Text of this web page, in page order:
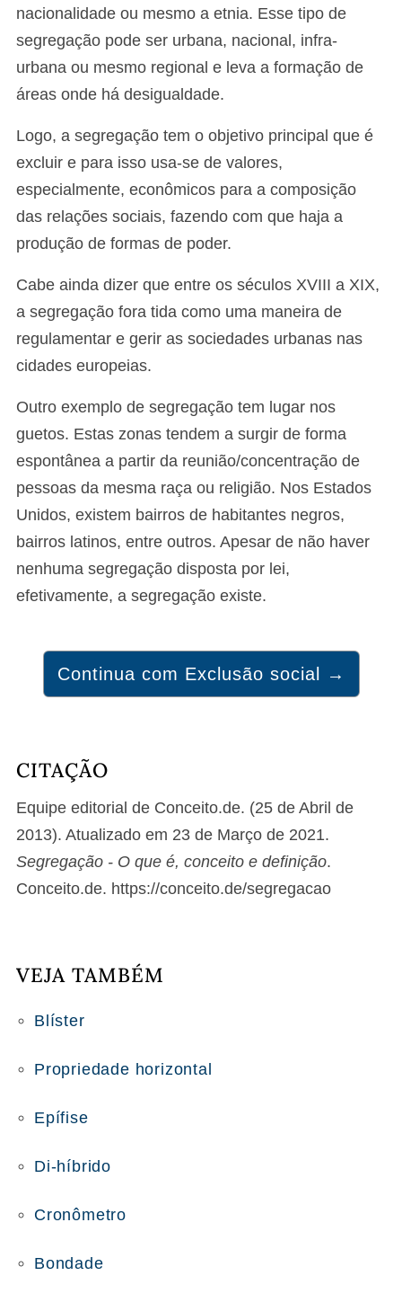
nacionalidade ou mesmo a etnia. Esse tipo de
segregação pode ser urbana, nacional, infra-
urbana ou mesmo regional e leva a formação de
áreas onde há desigualdade.
Logo, a segregação tem o objetivo principal que é
excluir e para isso usa-se de valores,
especialmente, econômicos para a composição
das relações sociais, fazendo com que haja a
produção de formas de poder.
Cabe ainda dizer que entre os séculos XVIII a XIX,
a segregação fora tida como uma maneira de
regulamentar e gerir as sociedades urbanas nas
cidades europeias.
Outro exemplo de segregação tem lugar nos
guetos. Estas zonas tendem a surgir de forma
espontânea a partir da reunião/concentração de
pessoas da mesma raça ou religião. Nos Estados
Unidos, existem bairros de habitantes negros,
bairros latinos, entre outros. Apesar de não haver
nenhuma segregação disposta por lei,
efetivamente, a segregação existe.
Continua com Exclusão social →
CITAÇÃO
Equipe editorial de Conceito.de. (25 de Abril de
2013). Atualizado em 23 de Março de 2021.
Segregação - O que é, conceito e definição.
Conceito.de. https://conceito.de/segregacao
VEJA TAMBÉM
Blíster
Propriedade horizontal
Epífise
Di-híbrido
Cronômetro
Bondade